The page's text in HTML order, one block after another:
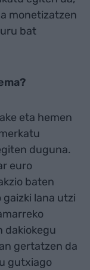
monetizatzen
bat
eta hemen
duguna.
euro
baten
gaizki lana utzi
dakiokegu
gertatzen da
gutxiago